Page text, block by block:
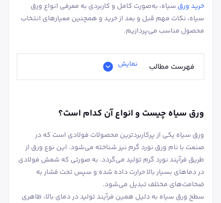
خرید ورق سیاه، به‌صورت کامل و کاربردی به معرفی انواع ورق
سیاه، نکات مهم قبل و بعد از خرید و همچنین معیارهای انتخاب
محصول مناسب می‌پردازیم.
فهرست مطالب نمایش
ورق سیاه چیست و انواع آن کدام است؟
ورق سیاه یکی از پرکاربردترین محصولات فولادی است که در
صنعت با نام ورق نورد گرم نیز شناخته می‌شود. این نوع ورق از
طریق فرآیند نورد گرم تولید می‌گردد. به صورتی که شمش فولادی
در دماهای بسیار بالا حرارت داده شده و سپس تحت فشار به
ضخامت‌های مختلف تبدیل می‌شود.
سطح ورق سیاه به دلیل همین فرآیند تولید در دمای بالا، ظاهری